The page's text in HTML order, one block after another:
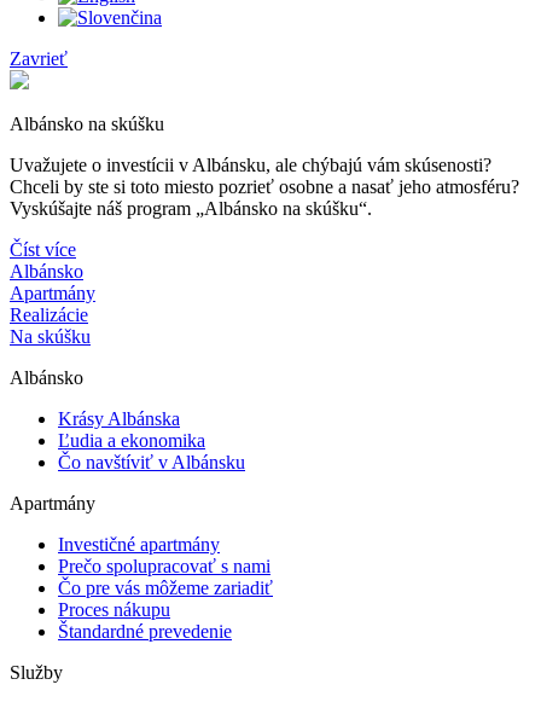
Zavrieť
Albánsko na skúšku
Uvažujete o investícii v Albánsku, ale chýbajú vám skúsenosti?
Chceli by ste si toto miesto pozrieť osobne a nasať jeho atmosféru?
Vyskúšajte náš program „Albánsko na skúšku“.
Číst více
Albánsko
Apartmány
Realizácie
Na skúšku
Albánsko
Krásy Albánska
Ľudia a ekonomika
Čo navštíviť v Albánsku
Apartmány
Investičné apartmány
Prečo spolupracovať s nami
Čo pre vás môžeme zariadiť
Proces nákupu
Štandardné prevedenie
Služby